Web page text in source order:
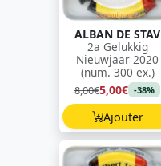
ALBAN DE STAV
2a Gelukkig
Nieuwjaar 2020
(num. 300 ex.)
8,00€5,00€ -38%
Ajouter